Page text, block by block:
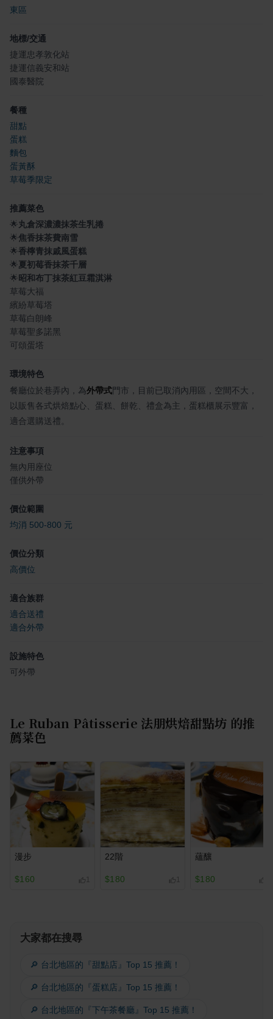
東區
地標/交通
捷運忠孝敦化站
捷運信義安和站
國泰醫院
餐種
甜點
蛋糕
麵包
蛋黃酥
草莓季限定
推薦菜色
🌟丸倉深濃濃抹茶生乳捲
🌟焦香抹茶費南雪
🌟香檸青抹戚風蛋糕
🌟夏初莓香抹茶千層
🌟昭和布丁抹茶紅豆霜淇淋
草莓大福
繽紛草莓塔
草莓白朗峰
草莓聖多諾黑
可頌蛋塔
環境特色
餐廳位於巷弄內，為外帶式門市，目前已取消內用區，空間不大，
以販售各式烘焙點心、蛋糕、餅乾、禮盒為主，蛋糕櫃展示豐富，
適合選購送禮。
注意事項
無內用座位
僅供外帶
價位範圍
均消 500-800 元
價位分類
高價位
適合族群
適合送禮
適合外帶
設施特色
可外帶
Le Ruban Pâtisserie 法朋烘焙甜點坊 的推
薦菜色
漫步
$160
22階
$180
蘊釀
$180
大家都在搜尋
🔎 台北地區的『甜點店』Top 15 推薦！
🔎 台北地區的『蛋糕店』Top 15 推薦！
🔎 台北地區的『下午茶餐廳』Top 15 推薦！